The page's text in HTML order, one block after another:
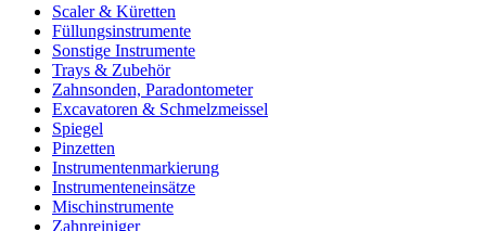
Scaler & Küretten
Füllungsinstrumente
Sonstige Instrumente
Trays & Zubehör
Zahnsonden, Paradontometer
Excavatoren & Schmelzmeissel
Spiegel
Pinzetten
Instrumentenmarkierung
Instrumenteneinsätze
Mischinstrumente
Zahnreiniger